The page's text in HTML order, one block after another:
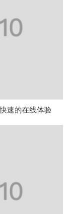
速的在线体验